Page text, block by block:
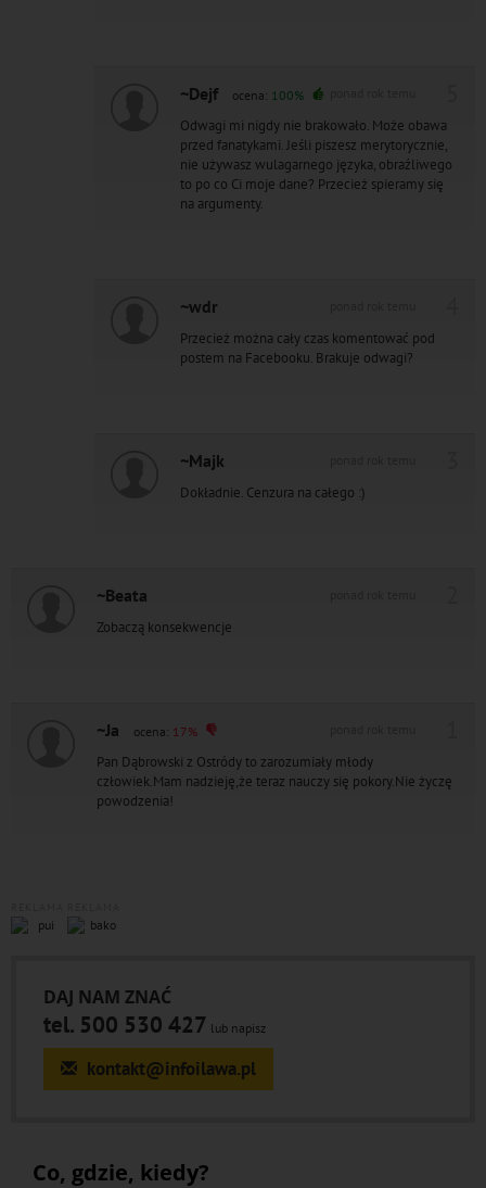
~Dejf ocena: 100%
Odwagi mi nigdy nie brakowało. Może obawa
przed fanatykami. Jeśli piszesz merytorycznie,
nie używasz wulagarnego języka, obraźliwego
to po co Ci moje dane? Przecież spieramy się
na argumenty.
~wdr
Przecież można cały czas komentować pod
postem na Facebooku. Brakuje odwagi?
~Majk
Dokładnie. Cenzura na całego :)
~Beata
Zobaczą konsekwencje
~Ja ocena: 17%
Pan Dąbrowski z Ostródy to zarozumiały młody
człowiek.Mam nadzieję,że teraz nauczy się pokory.Nie życzę
powodzenia!
DAJ NAM ZNAĆ
tel. 500 530 427 lub napisz
kontakt@infoilawa.pl
Co, gdzie, kiedy?